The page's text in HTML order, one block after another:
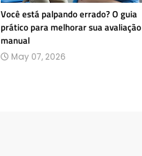
Você está palpando errado? O guia
prático para melhorar sua avaliação
manual
May 07, 2026